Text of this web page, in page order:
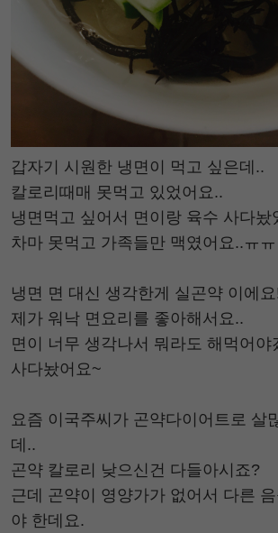
갑자기 시원한 냉면이 먹고 싶은데..
칼로리때매 못먹고 있었어요..
냉면먹고 싶어서 면이랑 육수 사다놨
차마 못먹고 가족들만 맥였어요..ㅠㅠ
냉면 면 대신 생각한게 실곤약 이에
제가 워낙 면요리를 좋아해서요..
면이 너무 생각나서 뭐라도 해먹어야
사다놨어요~
요즘 이국주씨가 곤약다이어트로 살
데..
곤약 칼로리 낮으신건 다들아시죠?
근데 곤약이 영양가가 없어서 다른
야 한데요.